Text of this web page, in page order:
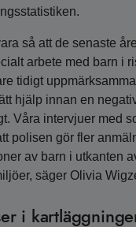
så att de senaste
arbete med barn i
tidigt
hjälp innan en
Våra intervjuer med
polisen gör fler
av barn i utkanten
säger Olivia
i